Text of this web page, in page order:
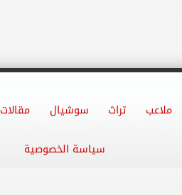
ملاعب تراث سوشيال مقالات
سياسة الخصوصية